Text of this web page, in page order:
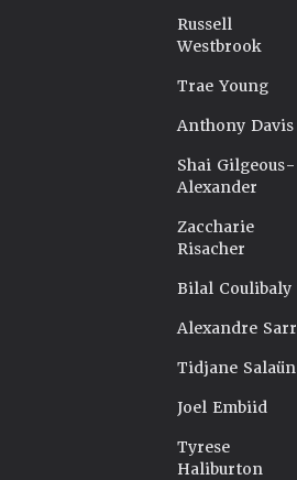
Russell
Westbrook
Trae Young
Anthony Davis
Shai Gilgeous-
Alexander
Zaccharie
Risacher
Bilal Coulibaly
Alexandre Sarr
Tidjane Salaün
Joel Embiid
Tyrese
Haliburton